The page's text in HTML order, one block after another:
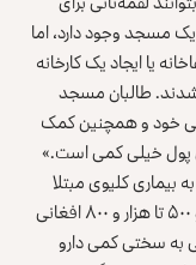
مسجد وجود دارد، اما
یا ایجاد یک کارخانه
طالبان مسجد
خود و همچنین کمک
بیماری کلیوی مبتلا
است و تنها هزینه‌ی ماهانه‌ی درمان او بین هزار و ۵۰۰ تا هزار و ۸۰۰ افغانی
به سختی کمی دارو